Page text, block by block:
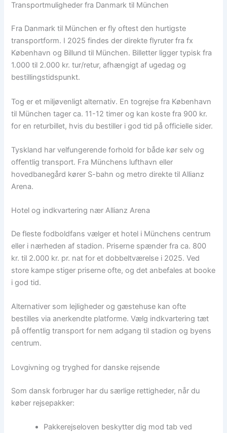
Transportmuligheder fra Danmark til München
Fra Danmark til München er fly oftest den hurtigste
transportform. I 2025 findes der direkte flyruter fra fx
København og Billund til München. Billetter ligger typisk fra
1.000 til 2.000 kr. tur/retur, afhængigt af ugedag og
bestillingstidspunkt.
Tog er et miljøvenligt alternativ. En togrejse fra København
til München tager ca. 11-12 timer og kan koste fra 900 kr.
for en returbillet, hvis du bestiller i god tid på officielle sider.
Tyskland har velfungerende forhold for både kør selv og
offentlig transport. Fra Münchens lufthavn eller
hovedbanegård kører S-bahn og metro direkte til Allianz
Arena.
Hotel og indkvartering nær Allianz Arena
De fleste fodboldfans vælger et hotel i Münchens centrum
eller i nærheden af stadion. Priserne spænder fra ca. 800
kr. til 2.000 kr. pr. nat for et dobbeltværelse i 2025. Ved
store kampe stiger priserne ofte, og det anbefales at booke
i god tid.
Alternativer som lejligheder og gæstehuse kan ofte
bestilles via anerkendte platforme. Vælg indkvartering tæt
på offentlig transport for nem adgang til stadion og byens
centrum.
Lovgivning og tryghed for danske rejsende
Som dansk forbruger har du særlige rettigheder, når du
køber rejsepakker:
Pakkerejseloven beskytter dig mod tab ved